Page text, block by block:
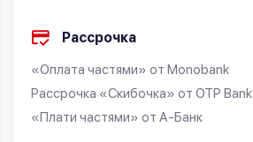
Рассрочка
«Оплата частями» от Monobank
Рассрочка «Скибочка» от OTP Bank
«Плати частями» от А-Банк